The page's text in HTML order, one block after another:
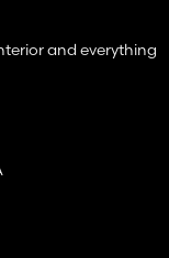
and everything